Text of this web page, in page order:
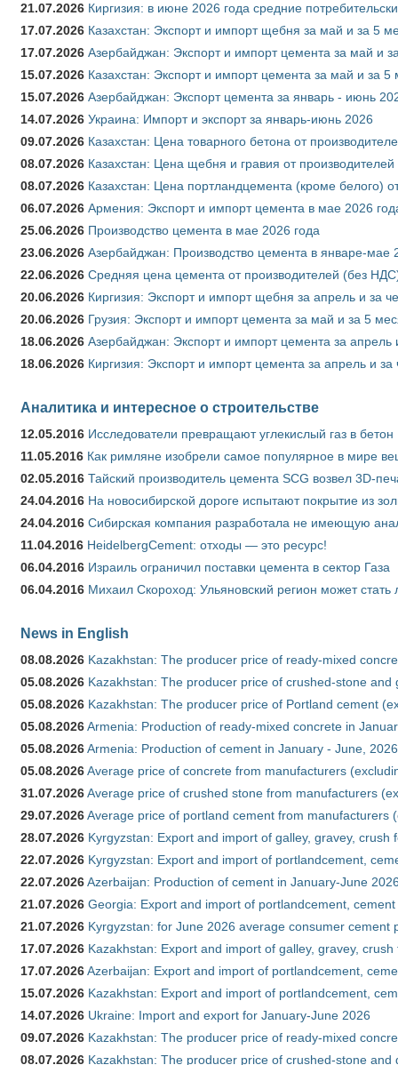
21.07.2026 Киргизия: в июне 2026 года средние
17.07.2026 Казахстан: Экспорт и импорт щебня за май и за 5
17.07.2026 Азербайджан: Экспорт и импорт цемента за май и
15.07.2026 Казахстан: Экспорт и импорт цемента за май и за
15.07.2026 Азербайджан: Экспорт цемента за январь - июнь
14.07.2026 Украина: Импорт и экспорт за январь-июнь 2026
09.07.2026 Казахстан: Цена товарного бетона от
08.07.2026 Казахстан: Цена щебня и гравия от
08.07.2026 Казахстан: Цена портландцемента (кроме белого)
06.07.2026 Армения: Экспорт и импорт цемента в мае 2026
25.06.2026 Производство цемента в мае 2026 года
23.06.2026 Азербайджан: Производство цемента в январе-мае
22.06.2026 Средняя цена цемента от производителей (без
20.06.2026 Киргизия: Экспорт и импорт щебня за апрель и за
20.06.2026 Грузия: Экспорт и импорт цемента за май и за 5
18.06.2026 Азербайджан: Экспорт и импорт цемента за
18.06.2026 Киргизия: Экспорт и импорт цемента за апрель и
Аналитика и интересное о строительстве
12.05.2016 Исследователи превращают углекислый газ в бетон
11.05.2016 Как римляне изобрели самое популярное в мире
02.05.2016 Тайский производитель цемента SCG возвел 3D-
24.04.2016 На новосибирской дороге испытают покрытие из
24.04.2016 Сибирская компания разработала не имеющую
11.04.2016 HeidelbergCement: отходы — это ресурс!
06.04.2016 Израиль ограничил поставки цемента в сектор Газа
06.04.2016 Михаил Скороход: Ульяновский регион может
News in English
08.08.2026 Kazakhstan: The producer price of ready-mixed
05.08.2026 Kazakhstan: The producer price of crushed-stone and
05.08.2026 Kazakhstan: The producer price of Portland cement
05.08.2026Armenia: Production of ready-mixed concrete in
05.08.2026Armenia: Production of cement in January - June, 2026
05.08.2026Average price of concrete from manufacturers
31.07.2026Average price of crushed stone from manufacturers
29.07.2026Average price of portland cement from manufacturers
28.07.2026 Kyrgyzstan: Export and import of galley, gravey,
22.07.2026 Kyrgyzstan: Export and import of portlandcement,
22.07.2026Azerbaijan: Production of cement in January-June
21.07.2026 Georgia: Export and import of portlandcement,
21.07.2026 Kyrgyzstan: for June 2026 average consumer cement
17.07.2026 Kazakhstan: Export and import of galley, gravey,
17.07.2026Azerbaijan: Export and import of portlandcement,
15.07.2026 Kazakhstan: Export and import of portlandcement,
14.07.2026 Ukraine: Import and export for January-June 2026
09.07.2026 Kazakhstan: The producer price of ready-mixed
08.07.2026 Kazakhstan: The producer price of crushed-stone and